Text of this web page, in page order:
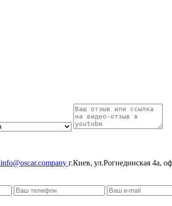
info@oscar.company г.Киев, ул.Рогнединская 4а,